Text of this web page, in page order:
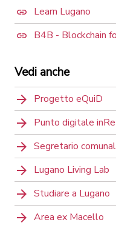
Learn Lugano
B4B - Blockchain
Vedi anche
Progetto eQuiD
Punto digitale
Segretario
Lugano Living Lab
Studiare a Lugano
Area ex Macello